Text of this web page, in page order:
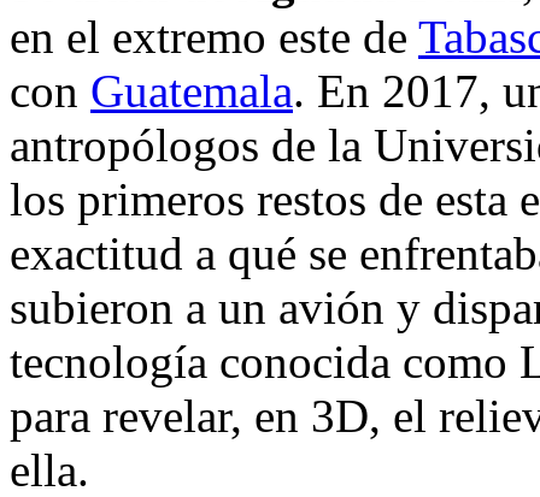
en el extremo este de
con Guatemala. En 2017,
antropólogos de la
los primeros restos de esta
exactitud a qué se
subieron a un avión y
tecnología conocida como
para revelar, en 3D, el
ella.